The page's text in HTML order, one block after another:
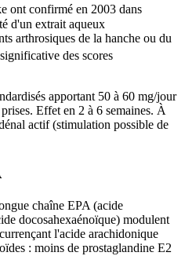
ont confirmé en 2003 dans
d'un extrait aqueux
arthrosiques de la hanche ou du
des scores
apportant 50 à 60 mg/jour
Effet en 2 à 6 semaines. À
actif (stimulation possible de
chaîne EPA (acide
docosahexaénoïque) modulent
l'acide arachidonique
: moins de prostaglandine E2